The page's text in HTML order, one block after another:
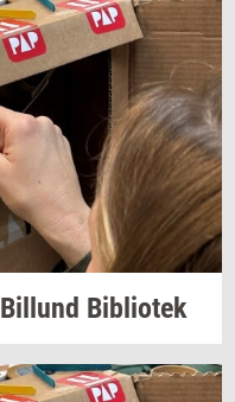
Bil­lund Bi­bli­o­tek